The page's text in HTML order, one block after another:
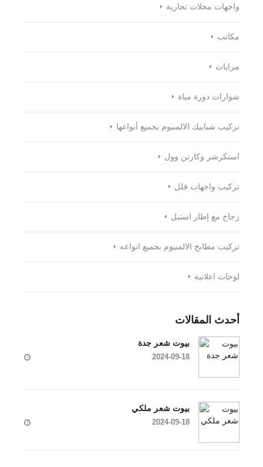
واجهات محلات تجارية
مكاتب
مرايات
شوارات دورة مياة
تركيب شبابيك الالمنيوم بجميع أنواعها
استكرشر وكارتن وول
تركيب واجهات فلل
زجاج مع إطار استيل
تركيب مطابخ الالمنيوم بجميع انواعه
لوحات اعلانية
أحدث المقالات
بيوت شعر جدة
2024-09-18
بيوت شعر ملكي
2024-09-18